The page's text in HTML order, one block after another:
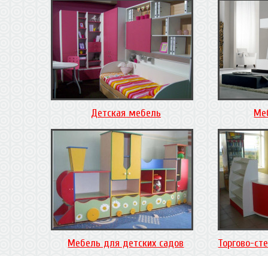
Детская мебель
Мебель для детских садов Торгово-